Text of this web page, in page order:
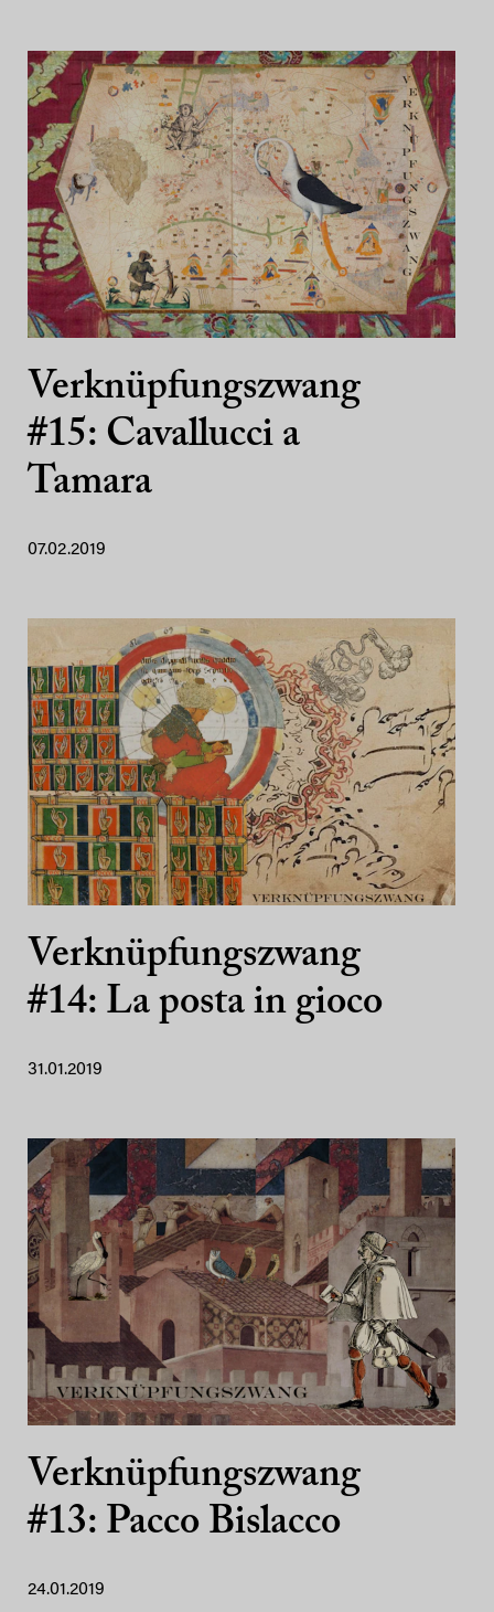
Verknüpfungszwang
#15: Cavallucci a
Tamara
07.02.2019
Verknüpfungszwang
#14: La posta in gioco
31.01.2019
Verknüpfungszwang
#13: Pacco Bislacco
24.01.2019